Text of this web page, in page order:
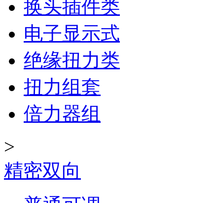
换头插件类
电子显示式
绝缘扭力类
扭力组套
倍力器组
>
精密双向